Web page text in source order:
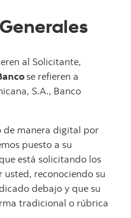
al Solicitante,
se refieren a
S.A., Banco
de manera digital por
puesto a su
está solicitando los
reconociendo su
debajo y que su
tradicional o rúbrica